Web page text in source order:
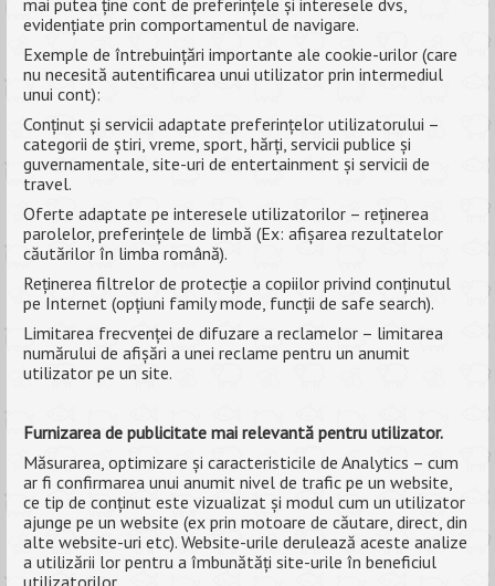
mai putea ține cont de preferințele și interesele dvs,
evidențiate prin comportamentul de navigare.
Exemple de întrebuințări importante ale cookie-urilor (care
nu necesită autentificarea unui utilizator prin intermediul
unui cont):
Conținut și servicii adaptate preferințelor utilizatorului –
categorii de știri, vreme, sport, hărți, servicii publice și
guvernamentale, site-uri de entertainment și servicii de
travel.
Oferte adaptate pe interesele utilizatorilor – reținerea
parolelor, preferințele de limbă (Ex: afișarea rezultatelor
căutărilor în limba română).
Reținerea filtrelor de protecție a copiilor privind conținutul
pe Internet (opțiuni family mode, funcții de safe search).
Limitarea frecvenței de difuzare a reclamelor – limitarea
numărului de afișări a unei reclame pentru un anumit
utilizator pe un site.
Furnizarea de publicitate mai relevantă pentru utilizator.
Măsurarea, optimizare și caracteristicile de Analytics – cum
ar fi confirmarea unui anumit nivel de trafic pe un website,
ce tip de conținut este vizualizat și modul cum un utilizator
ajunge pe un website (ex prin motoare de căutare, direct, din
alte website-uri etc). Website-urile derulează aceste analize
a utilizării lor pentru a îmbunătăți site-urile în beneficiul
utilizatorilor.